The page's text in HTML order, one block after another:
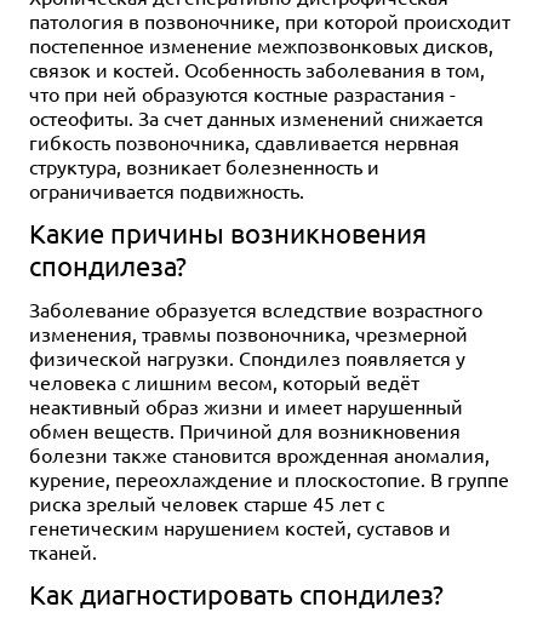
патология в позвоночнике, при которой происходит
постепенное изменение межпозвонковых дисков,
связок и костей. Особенность заболевания в том,
что при ней образуются костные разрастания -
остеофиты. За счет данных изменений снижается
гибкость позвоночника, сдавливается нервная
структура, возникает болезненность и
ограничивается подвижность.
Какие причины возникновения
спондилеза?
Заболевание образуется вследствие возрастного
изменения, травмы позвоночника, чрезмерной
физической нагрузки. Спондилез появляется у
человека с лишним весом, который ведёт
неактивный образ жизни и имеет нарушенный
обмен веществ. Причиной для возникновения
болезни также становится врожденная аномалия,
курение, переохлаждение и плоскостопие. В группе
риска зрелый человек старше 45 лет с
генетическим нарушением костей, суставов и
тканей.
Как диагностировать спондилез?